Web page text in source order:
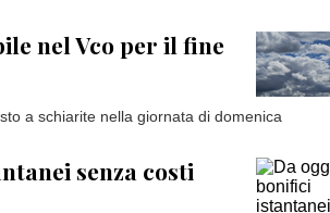
nel Vco per il fine
a schiarite nella giornata di domenica
senza costi